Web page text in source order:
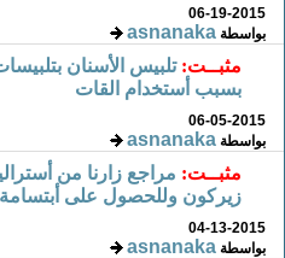
06-19-2015
بواسطةasnanaka
مثبــت: تلبيس الأسنان
بسبب أستخدام القات
06-05-2015
بواسطةasnanaka
مثبــت: مراجع زارنا من
زيركون وللحصول على أبتسامة
04-13-2015
بواسطةasnanaka